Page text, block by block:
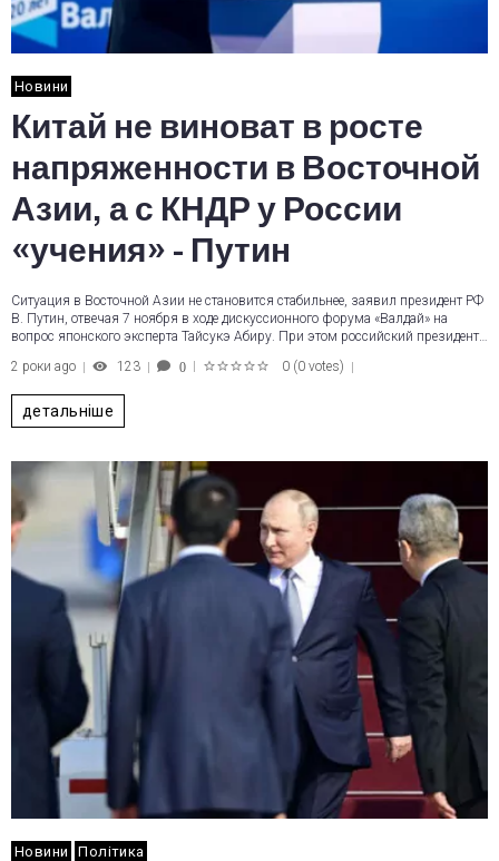
Новини
Китай не виноват в росте
напряженности в Восточной
Азии, а с КНДР у России
«учения» - Путин
Ситуация в Восточной Азии не становится стабильнее, заявил президент РФ
В. Путин, отвечая 7 ноября в ходе дискуссионного форума «Валдай» на
вопрос японского эксперта Тайсукэ Абиру. При этом российский президент…
2 роки ago
123 0 0 (0 votes)
детальніше
Новини Політика